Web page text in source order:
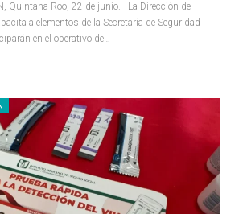
Quintana Roo, 22 de junio. - La Dirección de
a elementos de la Secretaría de Seguridad
en el operativo de…